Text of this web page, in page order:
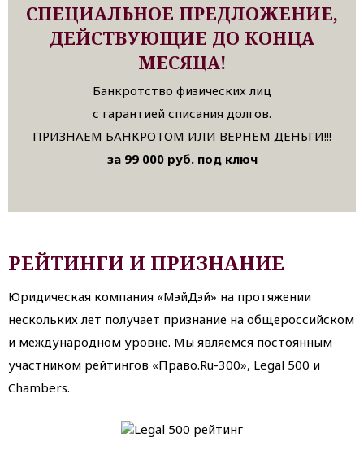
СПЕЦИАЛЬНОЕ ПРЕДЛОЖЕНИЕ,
ДЕЙСТВУЮЩИЕ ДО КОНЦА
МЕСЯЦА!
Банкротство физических лиц
с гарантией списания долгов.
ПРИЗНАЕМ БАНКРОТОМ ИЛИ ВЕРНЕМ ДЕНЬГИ!!!
за 99 000 руб. под ключ
РЕЙТИНГИ И ПРИЗНАНИЕ
Юридическая компания «МэйДэй» на протяжении
нескольких лет получает признание на общероссийском
и международном уровне. Мы являемся постоянным
участником рейтингов «Право.Ru-300», Legal 500 и
Chambers.